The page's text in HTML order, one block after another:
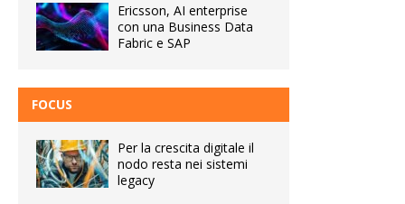
Ericsson, AI enterprise
con una Business Data
Fabric e SAP
FOCUS
Per la crescita digitale il
nodo resta nei sistemi
legacy